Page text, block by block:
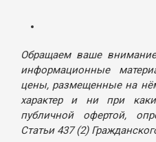
Обращаем ваше
информационные
цены, размещенные на
характер и ни при
публичной офертой,
Статьи 437 (2)